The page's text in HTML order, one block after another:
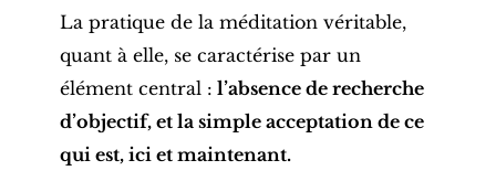
La pratique de la méditation véritable,
quant à elle, se caractérise par un
élément central : l’absence de recherche
d’objectif, et la simple acceptation de ce
qui est, ici et maintenant.